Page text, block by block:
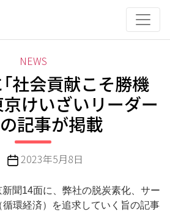
カ
テ
ゴ
リ
ー
NEWS
社会貢献こそ勝機
京けいざいリーダー
の記事が掲載
投
日
2023年5月8日
聞14面に、弊社の脱炭素化、サー
環経済）を追求していく旨の記事